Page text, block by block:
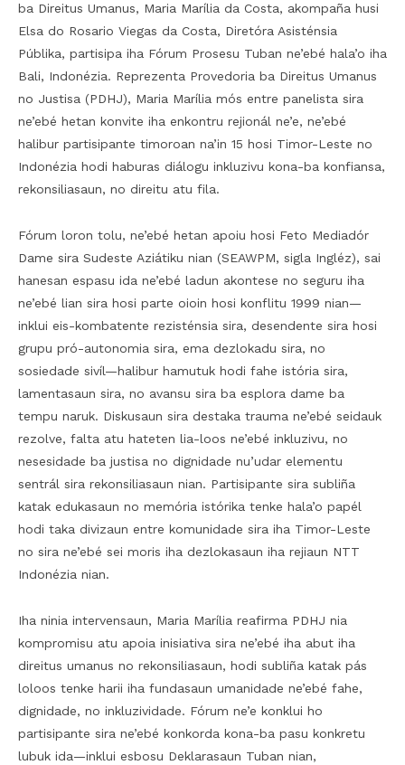
ba Direitus Umanus, Maria Marília da Costa, akompaña husi
Elsa do Rosario Viegas da Costa, Diretóra Asisténsia
Públika, partisipa iha Fórum Prosesu Tuban ne’ebé hala’o iha
Bali, Indonézia. Reprezenta Provedoria ba Direitus Umanus
no Justisa (PDHJ), Maria Marília mós entre panelista sira
ne’ebé hetan konvite iha enkontru rejionál ne’e, ne’ebé
halibur partisipante timoroan na’in 15 hosi Timor-Leste no
Indonézia hodi haburas diálogu inkluzivu kona-ba konfiansa,
rekonsiliasaun, no direitu atu fila.
Fórum loron tolu, ne’ebé hetan apoiu hosi Feto Mediadór
Dame sira Sudeste Aziátiku nian (SEAWPM, sigla Ingléz), sai
hanesan espasu ida ne’ebé ladun akontese no seguru iha
ne’ebé lian sira hosi parte oioin hosi konflitu 1999 nian—
inklui eis-kombatente rezisténsia sira, desendente sira hosi
grupu pró-autonomia sira, ema dezlokadu sira, no
sosiedade sivíl—halibur hamutuk hodi fahe istória sira,
lamentasaun sira, no avansu sira ba esplora dame ba
tempu naruk. Diskusaun sira destaka trauma ne’ebé seidauk
rezolve, falta atu hateten lia-loos ne’ebé inkluzivu, no
nesesidade ba justisa no dignidade nu’udar elementu
sentrál sira rekonsiliasaun nian. Partisipante sira subliña
katak edukasaun no memória istórika tenke hala’o papél
hodi taka divizaun entre komunidade sira iha Timor-Leste
no sira ne’ebé sei moris iha dezlokasaun iha rejiaun NTT
Indonézia nian.
Iha ninia intervensaun, Maria Marília reafirma PDHJ nia
kompromisu atu apoia inisiativa sira ne’ebé iha abut iha
direitus umanus no rekonsiliasaun, hodi subliña katak pás
loloos tenke harii iha fundasaun umanidade ne’ebé fahe,
dignidade, no inkluzividade. Fórum ne’e konklui ho
partisipante sira ne’ebé konkorda kona-ba pasu konkretu
lubuk ida—inklui esbosu Deklarasaun Tuban nian,